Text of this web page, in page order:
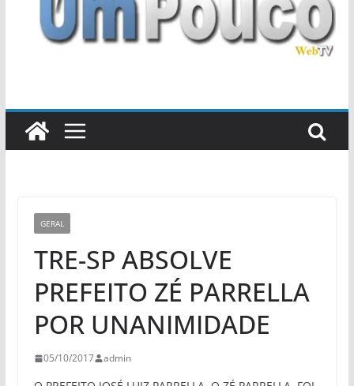
GERAL
TRE-SP ABSOLVE
PREFEITO ZÉ PARRELLA
POR UNANIMIDADE
05/10/2017 admin